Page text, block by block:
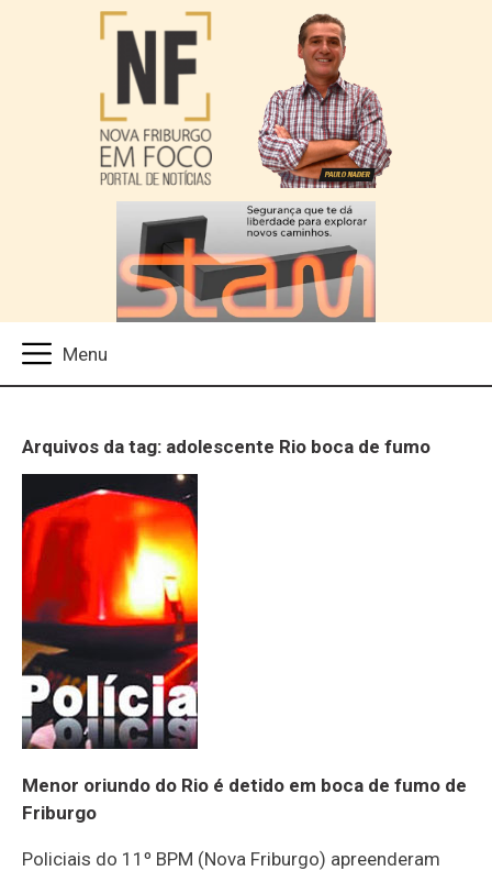
Arquivos da tag: adolescente Rio boca de fumo
Menor oriundo do Rio é detido em boca de fumo de
Friburgo
Policiais do 11º BPM (Nova Friburgo) apreenderam